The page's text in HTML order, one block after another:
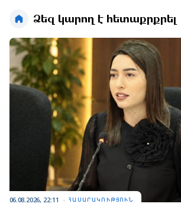
Ձեզ կարող է հետաքրքրել
06.08.2026, 22:11 ՀԱՍԱՐԱԿՈՒԹՅՈՒՆ